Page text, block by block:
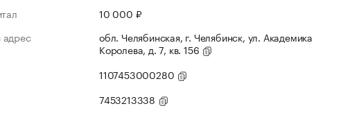
10 000 ₽
обл. Челябинская, г. Челябинск, ул. Академика
Королева, д. 7, кв. 156
1107453000280
7453213338